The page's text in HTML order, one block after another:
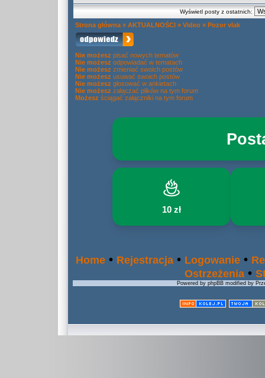
Wyświetl posty z ostatnich:
Strona główna » AKTUALNOŚCI » Video » Pozor vlak
Nie możesz pisać nowych tematów
Nie możesz odpowiadać w tematach
Nie możesz zmieniać swoich postów
Nie możesz usuwać swoich postów
Nie możesz głosować w ankietach
Nie możesz załączać plików na tym forum
Możesz ściągać załączniki na tym forum
10 zł
Home • Rejestracja • Logowanie •
Ostrzeżenia •
Powered by phpBB modified by